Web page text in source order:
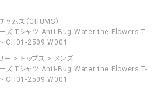
チャムス（CHUMS）
ーズ Tシャツ Anti-Bug Water the Flowers T-
CH01-2509 W001
ー トップス
メンズ
ーズ Tシャツ Anti-Bug Water the Flowers T-
CH01-2509 W001